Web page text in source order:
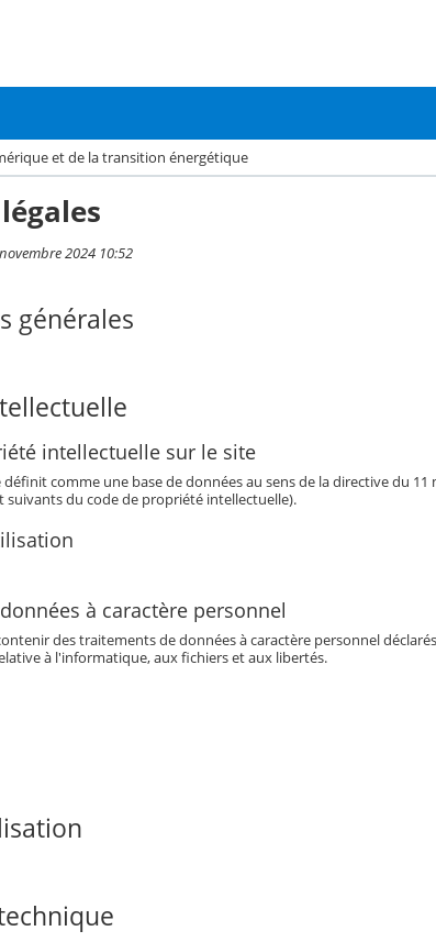
et de la transition énergétique
2024 10:52
générales
intellectuelle sur le site
comme une base de données au sens de la directive du
suivants du code de propriété intellectuelle).
à caractère personnel
des traitements de données à caractère personnel
à l'informatique, aux fichiers et aux libertés.